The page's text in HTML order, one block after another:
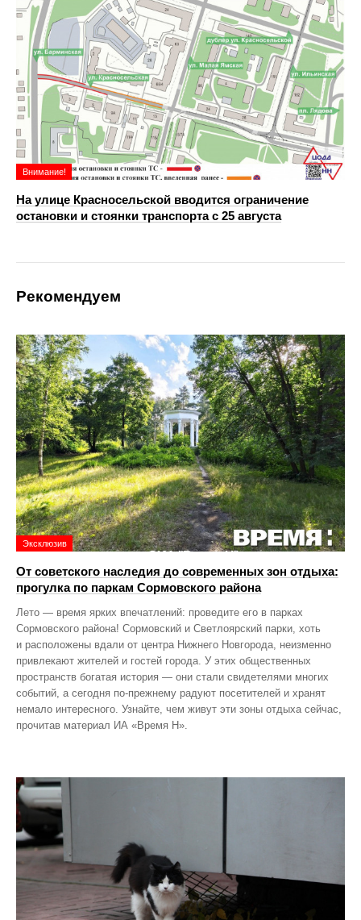
Внимание!
На улице Красносельской вводится ограничение
остановки и стоянки транспорта с 25 августа
Рекомендуем
Эксклюзив
От советского наследия до современных зон отдыха:
прогулка по паркам Сормовского района
Лето — время ярких впечатлений: проведите его в парках
Сормовского района! Сормовский и Светлоярский парки, хоть
и расположены вдали от центра Нижнего Новгорода, неизменно
привлекают жителей и гостей города. У этих общественных
пространств богатая история — они стали свидетелями многих
событий, а сегодня по‑прежнему радуют посетителей и хранят
немало интересного. Узнайте, чем живут эти зоны отдыха сейчас,
прочитав материал ИА «Время Н».